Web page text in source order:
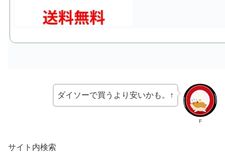
F
ダイソーで買うより安いかも。↑
サイト内検索